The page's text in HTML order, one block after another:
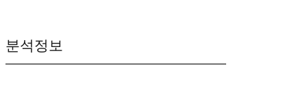
분석정보